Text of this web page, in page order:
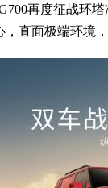
再度征战环
直面极端环境